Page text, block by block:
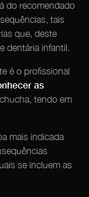
do recomendado
tais
que, deste
dentária infantil.
é o profissional
as
tendo em
mais indicada
se incluem as